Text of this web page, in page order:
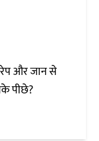
और जान से
पीछे?